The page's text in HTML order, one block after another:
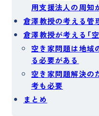
用支援法人の周知
倉澤教授の考える管
倉澤教授が考える「
空き家問題は地域
る必要がある
空き家問題解決の
考も必要
まとめ